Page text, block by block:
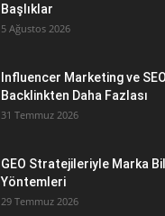
Başlıklar
5 Ağustos 2026
Influencer Marketing ve
Backlinkten Daha Fazlası
31 Temmuz 2026
GEO Stratejileriyle Marka
Yöntemleri
29 Temmuz 2026